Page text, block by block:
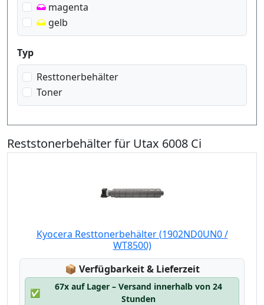
magenta
gelb
Typ
Resttonerbehälter
Toner
Reststonerbehälter für Utax 6008 Ci
Kyocera Resttonerbehälter (1902ND0UN0 /
WT8500)
📦 Lagerstatus:
Verfügbarkeit & Lieferzeit
✅
67x auf Lager – Versand innerhalb von 24
Stunden